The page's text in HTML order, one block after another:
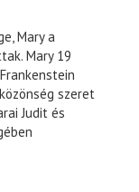
Mary a
Mary 19
szeret
Judit és